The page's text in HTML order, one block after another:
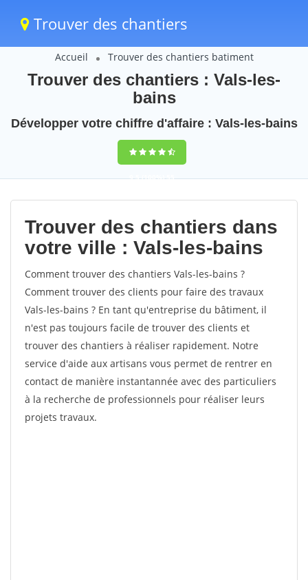
Trouver des chantiers
Accueil Trouver des chantiers batiment
Trouver des chantiers : Vals-les-
bains
Développer votre chiffre d'affaire : Vals-les-bains
9,5(100%)55
votes
Trouver des chantiers dans
votre ville : Vals-les-bains
Comment trouver des chantiers Vals-les-bains ?
Comment trouver des clients pour faire des travaux
Vals-les-bains ? En tant qu'entreprise du bâtiment, il
n'est pas toujours facile de trouver des clients et
trouver des chantiers à réaliser rapidement. Notre
service d'aide aux artisans vous permet de rentrer en
contact de manière instantannée avec des particuliers
à la recherche de professionnels pour réaliser leurs
projets travaux.